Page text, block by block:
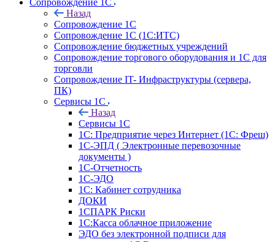
Сопровождение 1С
Назад
Сопровождение 1С
Сопровождение 1С (1С:ИТС)
Сопровождение бюджетных учреждений
Сопровождение торгового оборудования и 1С для
торговли
Сопровождение IT- Инфраструктуры (сервера,
ПК)
Сервисы 1С
Назад
Сервисы 1С
1С: Предприятие через Интернет (1С: Фреш)
1С-ЭПД ( Электронные перевозочные
документы )
1С-Отчетность
1С-ЭДО
1С: Кабинет сотрудника
ДОКИ
1СПАРК Риски
1С:Касса облачное приложение
ЭДО без электронной подписи для